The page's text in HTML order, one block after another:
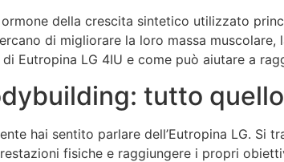
della crescita sintetico utilizzato
di migliorare la loro massa muscolare,
Eutropina LG 4IU e come può aiutare a
tutto
hai sentito parlare dell’Eutropina LG. Si
fisiche e raggiungere i propri